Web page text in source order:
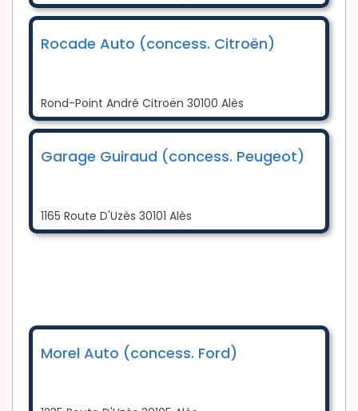
Rocade Auto (concess. Citroën)
Rond-Point André Citroën 30100 Alès
Garage Guiraud (concess. Peugeot)
1165 Route D'Uzès 30101 Alès
Morel Auto (concess. Ford)